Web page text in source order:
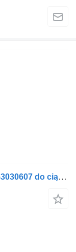
Zawór regulacji ciśnienia WABCO 9753030607 do ciągnika siodłowego DAF Renault Scania